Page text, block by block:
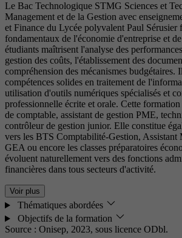
Le Bac Technologique STMG Sciences et
Management et de la Gestion avec
et Finance du Lycée polyvalent Paul Sérusier
fondamentaux de l'économie d'entreprise et
étudiants maîtrisent l'analyse des
gestion des coûts, l'établissement des
compréhension des mécanismes budgétaires.
compétences solides en traitement de
utilisation d'outils numériques spécialisés et
professionnelle écrite et orale. Cette
de comptable, assistant de gestion PME,
contrôleur de gestion junior. Elle constitue
vers les BTS Comptabilité-Gestion, Assistant
GEA ou encore les classes préparatoires
évoluent naturellement vers des fonctions
financières dans tous secteurs d'activité.
Voir plus
Thématiques abordées
Objectifs de la formation
Source : Onisep, 2023, sous licence ODbl.